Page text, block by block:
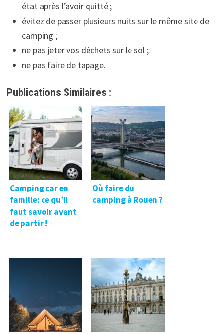
état après l’avoir quitté ;
évitez de passer plusieurs nuits sur le même site de
camping ;
ne pas jeter vos déchets sur le sol ;
ne pas faire de tapage.
Publications Similaires :
Camping car en
famille: ce qu’il
faut savoir avant
de partir !
Où faire du
camping à Rouen ?